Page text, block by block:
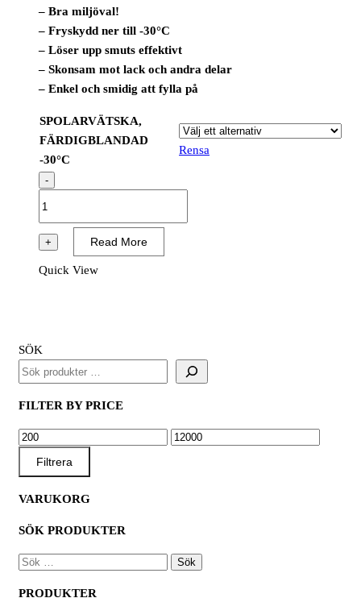
– Bra miljöval!
– Fryskydd ner till -30°C
– Löser upp smuts effektivt
– Skonsam mot lack och andra delar
– Enkel och smidig att fylla på
SPOLARVÄTSKA,
FÄRDIGBLANDAD
-30°C
Rensa
-
-30°C
+ Read More
Quick View
SÖK
FILTER BY PRICE
MIN
PRIS
MAX
Filtrera
VARUKORG
SÖK PRODUKTER
SÖK
PRODUKTER